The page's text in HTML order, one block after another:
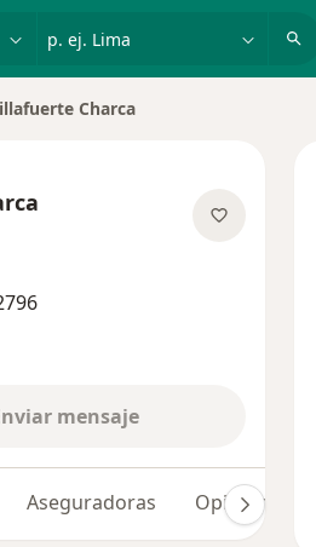
Charca
mensaje
Aseguradoras Opiniones (14)